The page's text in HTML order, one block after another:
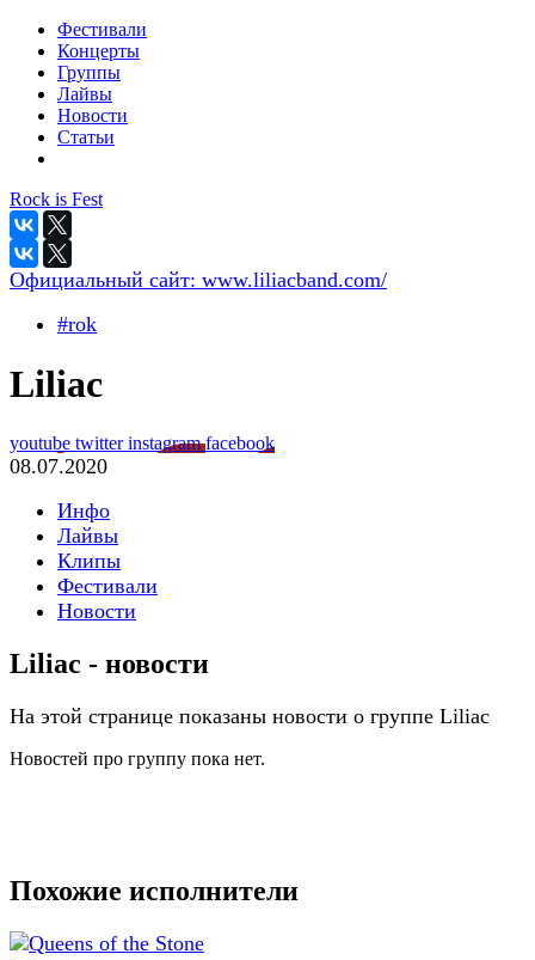
Фестивали
Концерты
Группы
Лайвы
Новости
Статьи
Rock is Fest
Официальный сайт: www.liliacband.com/
#rok
Liliac
youtube twitterinstagramfacebook
08.07.2020
Инфо
Лайвы
Клипы
Фестивали
Новости
Liliac - новости
На этой странице показаны новости о группе Liliac
Новостей про группу пока нет.
Похожие исполнители